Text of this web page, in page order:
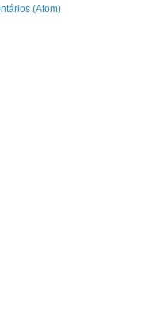
(Atom)